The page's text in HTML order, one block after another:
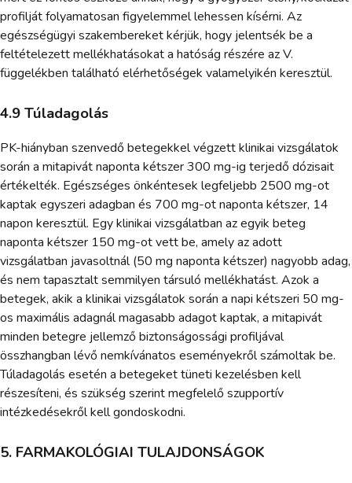
profilját folyamatosan figyelemmel lehessen kísérni. Az
egészségügyi szakembereket kérjük, hogy jelentsék be a
feltételezett mellékhatásokat a hatóság részére az V.
függelékben található elérhetőségek valamelyikén keresztül.
4.9 Túladagolás
PK-hiányban szenvedő betegekkel végzett klinikai vizsgálatok
során a mitapivát naponta kétszer 300 mg-ig terjedő dózisait
értékelték. Egészséges önkéntesek legfeljebb 2500 mg-ot
kaptak egyszeri adagban és 700 mg-ot naponta kétszer, 14
napon keresztül. Egy klinikai vizsgálatban az egyik beteg
naponta kétszer 150 mg-ot vett be, amely az adott
vizsgálatban javasoltnál (50 mg naponta kétszer) nagyobb adag,
és nem tapasztalt semmilyen társuló mellékhatást. Azok a
betegek, akik a klinikai vizsgálatok során a napi kétszeri 50 mg-
os maximális adagnál magasabb adagot kaptak, a mitapivát
minden betegre jellemző biztonságossági profiljával
összhangban lévő nemkívánatos eseményekről számoltak be.
Túladagolás esetén a betegeket tüneti kezelésben kell
részesíteni, és szükség szerint megfelelő szupportív
intézkedésekről kell gondoskodni.
5. FARMAKOLÓGIAI TULAJDONSÁGOK